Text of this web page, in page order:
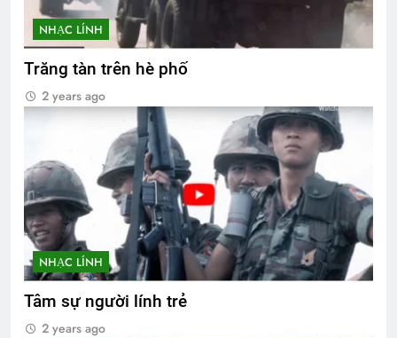
NHẠC LÍNH
Trăng tàn trên hè phố
2 years ago
NHẠC LÍNH
Tâm sự người lính trẻ
2 years ago